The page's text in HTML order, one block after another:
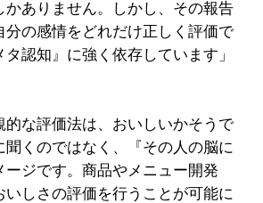
かありません。しかし、その報告
分の感情をどれだけ正しく評価で
認知』に強く依存しています」
的な評価法は、おいしいかそうで
聞くのではなく、『その人の脳に
ージです。商品やメニュー開発
いしさの評価を行うことが可能に